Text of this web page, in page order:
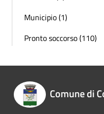
Municipio (1)
Pronto soccorso (110)
Comune di